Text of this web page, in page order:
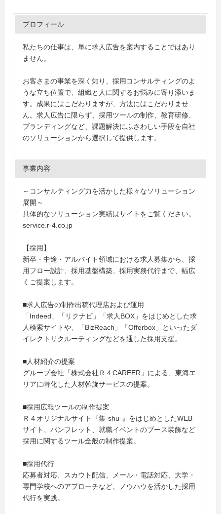
プロフィール
私たちの仕事は、単に求人広告を案内することではあり
ません。
お客さまの事業を深く知り、採用コンサルティングのよ
うな立ち位置で、組織と人に関するお悩みに寄り添いま
す。成果にはこだわりますが、方法にはこだわりませ
ん。求人広告に限らず、採用ツールの制作、教育研修、
ブランディングなど、課題解決にふさわしい手段を自社
のソリューションから選択して提供します。
事業内容
～コンサルティング力を活かした様々なソリューション
展開～
具体的なソリューション実績はサイトをご覧ください。
service.r-4.co.jp
【採用】
新卒・中途・アルバイト領域における求人募集から、採
用フロー設計、採用基盤構築、採用実務代行まで、幅広
くご提案します。
■求人広告の制作出稿代理店および運用
「Indeed」「リクナビ」「求人BOX」をはじめとした求
人検索サイトや、「BizReach」「Offerbox」といったダ
イレクトリクルーティングなどを通した採用支援。
■人材紹介の提案
グループ会社「株式会社Ｒ４CAREER」による、東海エ
リアに特化した人材斡旋サービスの提案。
■採用広報ツールの制作提案
Ｒ４オリジナルサイト『集-shu-』をはじめとしたWEB
サイト、パンフレット、就職イベントのブース装飾など
採用に関するツール全般の制作提案。
■採用代行
応募者対応、スカウト配信、メール・電話対応、大学・
専門学校へのアプローチなど、ノウハウを活かした採用
代行を実践。